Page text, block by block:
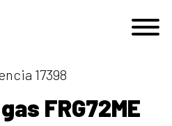
17398
FRG72ME